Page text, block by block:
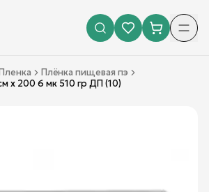
Плёнка пищевая пэ
х 200 6 мк 510 гр ДП (10)